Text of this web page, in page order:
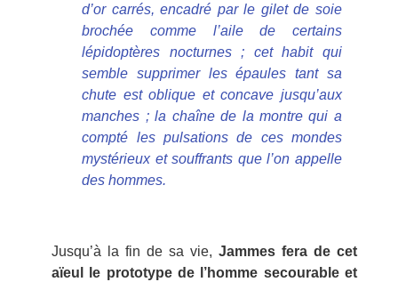
d’or carrés, encadré par le gilet de soie
brochée comme l’aile de certains
lépidoptères nocturnes ; cet habit qui
semble supprimer les épaules tant sa
chute est oblique et concave jusqu’aux
manches ; la chaîne de la montre qui a
compté les pulsations de ces mondes
mystérieux et souffrants que l’on appelle
des hommes.
Jusqu’à la fin de sa vie, Jammes fera de cet
aïeul le prototype de l’homme secourable et